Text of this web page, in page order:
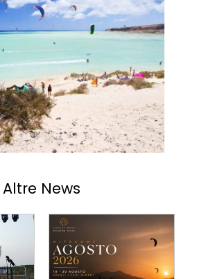
Altre News